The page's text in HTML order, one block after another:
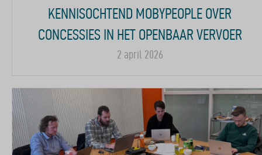
KENNISOCHTEND MOBYPEOPLE OVER
CONCESSIES IN HET OPENBAAR VERVOER
2 april 2026